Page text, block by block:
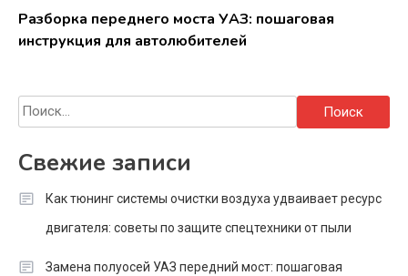
Разборка переднего моста УАЗ: пошаговая
инструкция для автолюбителей
Найти:
Свежие записи
Как тюнинг системы очистки воздуха удваивает ресурс
двигателя: советы по защите спецтехники от пыли
Замена полуосей УАЗ передний мост: пошаговая